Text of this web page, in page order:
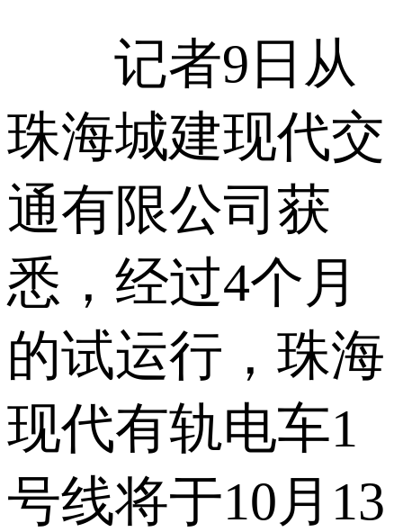
记者9日从
珠海城建现代交
通有限公司获
悉，经过4个月
的试运行，珠海
现代有轨电车1
号线将于10月13